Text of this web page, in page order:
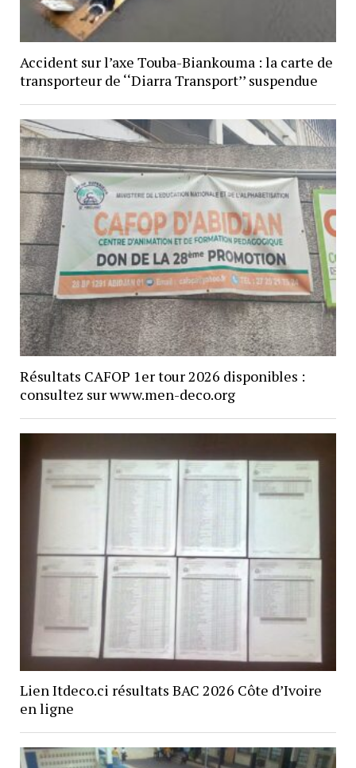
Accident sur l’axe Touba-Biankouma : la carte de
transporteur de ‘‘Diarra Transport’’ suspendue
Résultats CAFOP 1er tour 2026 disponibles :
consultez sur www.men-deco.org
Lien Itdeco.ci résultats BAC 2026 Côte d’Ivoire
en ligne